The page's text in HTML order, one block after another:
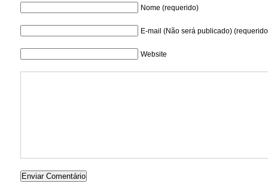
Nome (requerido)
E-mail (Não será publicado)
Website